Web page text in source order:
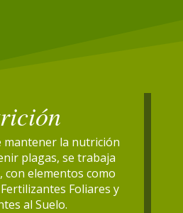
mantener la nutrición
plagas, se trabaja
con elementos como
Foliares y
al Suelo.